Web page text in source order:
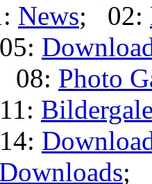
News; 02:
08: Photo
Downloads;